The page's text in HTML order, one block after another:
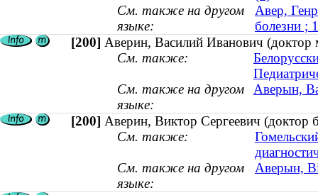
См. также на другом
языке:
Авер,
болезни ;
[200] Аверин, Василий Иванович (доктор
См. также:
См. также на другом
языке:
Аверын,
[200] Аверин, Виктор Сергеевич (доктор
См. также:
См. также на другом
языке:
Аверын,